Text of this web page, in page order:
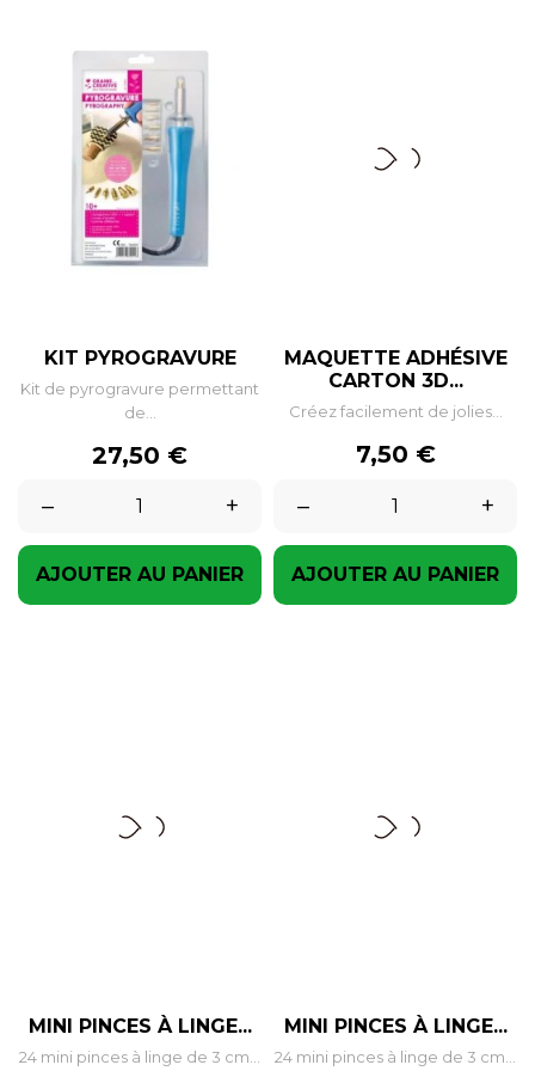
KIT PYROGRAVURE
Kit de pyrogravure permettant
de...
Prix
27,50 €
–
+
AJOUTER AU PANIER
MAQUETTE ADHÉSIVE
CARTON 3D...
Créez facilement de jolies...
Prix
7,50 €
–
+
AJOUTER AU PANIER
MINI PINCES À LINGE...
24 mini pinces à linge de 3 cm...
MINI PINCES À LINGE...
24 mini pinces à linge de 3 cm...